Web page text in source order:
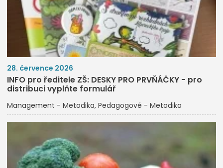
28. července 2026
INFO pro ředitele ZŠ: DESKY PRO PRVŇÁČKY - pro
distribuci vyplňte formulář
Management - Metodika Pedagogové - Metodika